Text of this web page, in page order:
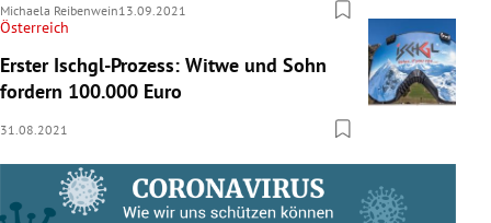
Michaela Reibenwein13.09.2021
Österreich
Erster Ischgl-Prozess: Witwe und Sohn
fordern 100.000 Euro
31.08.2021